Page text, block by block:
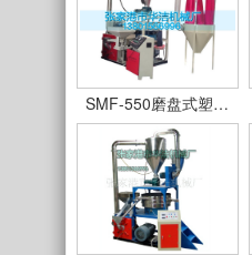
SMF-550磨盘式塑…